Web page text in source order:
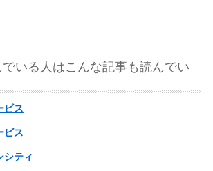
いる人はこんな記事も読んでい
ビス
ビス
ティ